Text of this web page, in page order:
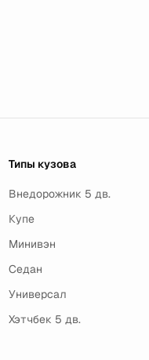
Типы кузова
Внедорожник 5 дв.
Купе
Минивэн
Седан
Универсал
Хэтчбек 5 дв.